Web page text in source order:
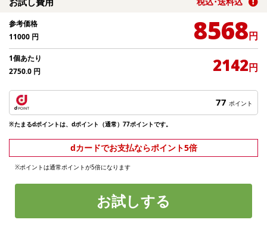
参考価格
11000 円 8568円
1個あたり
2750.0 円 2142円
77 ポイント
※たまるdポイントは、dポイント（通常）77ポイントです。
dカードでお支払ならポイント5倍
※ポイントは通常ポイントが5倍になります
お試しする